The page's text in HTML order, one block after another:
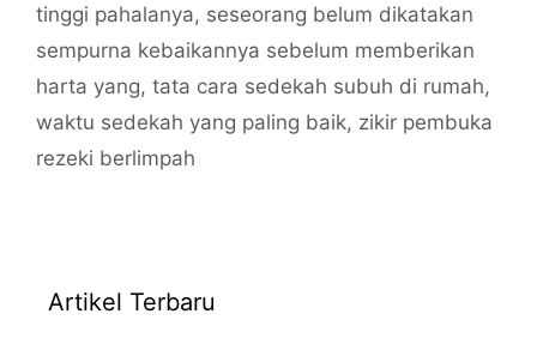
tinggi pahalanya, seseorang belum dikatakan
sempurna kebaikannya sebelum memberikan
harta yang, tata cara sedekah subuh di rumah,
waktu sedekah yang paling baik, zikir pembuka
rezeki berlimpah
Artikel Terbaru